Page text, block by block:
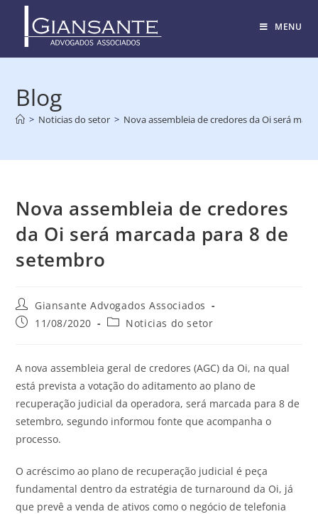
MENU
Blog
> Noticias do setor > Nova assembleia de credores da Oi será
Nova assembleia de credores
da Oi será marcada para 8 de
setembro
Giansante Advogados Associados
11/08/2020
Noticias do setor
A nova assembleia geral de credores (AGC) da Oi, na qual
está prevista a votação do aditamento ao plano de
recuperação judicial da operadora, será marcada para 8 de
setembro, segundo informou fonte que acompanha o
processo.
O acréscimo ao plano de recuperação judicial é peça
fundamental dentro da estratégia de turnaround da Oi, já
que prevê a venda de ativos como o negócio de telefonia